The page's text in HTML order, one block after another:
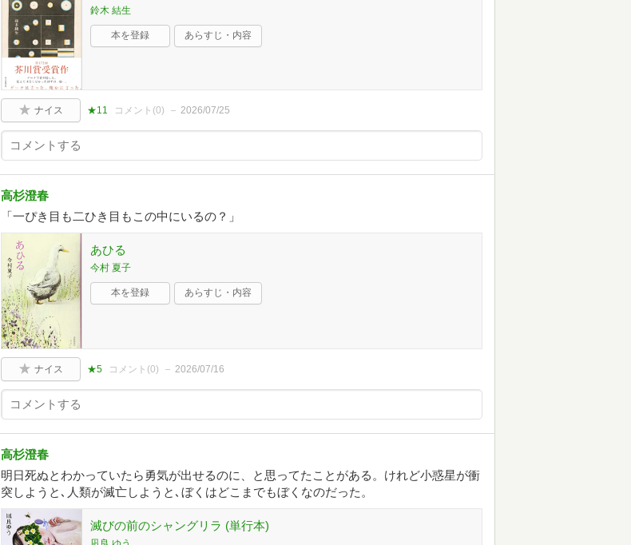
鈴木 結生
本を登録 あらすじ・内容
ナイス ★11 コメント(0) 2026/07/25
高杉澄春
「一ぴき目も二ひき目もこの中にいるの？」
あひる
今村 夏子
本を登録 あらすじ・内容
ナイス ★5 コメント(0) 2026/07/16
高杉澄春
明日死ぬとわかっていたら勇気が出せるのに、と思ってたことがある。けれど小惑星が衝
突しようと､人類が滅亡しようと､ぼくはどこまでもぼくなのだった。
滅びの前のシャングリラ (単行本)